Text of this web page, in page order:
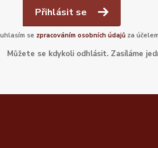
Přihlásit se
se zpracováním osobních údajůza
Můžete se kdykoli odhlásit. Zasíláme